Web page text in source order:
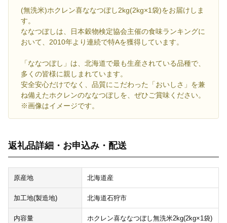
(無洗米)ホクレン喜ななつぼし2kg(2kg×1袋)をお届けしま
す。
ななつぼしは、日本穀物検定協会主催の食味ランキングに
おいて、2010年より連続で特Aを獲得しています。
「ななつぼし」は、北海道で最も生産されている品種で、
多くの皆様に親しまれています。
安全安心だけでなく、品質にこだわった「おいしさ」を兼
ね備えたホクレンのななつぼしを、ぜひご賞味ください。
※画像はイメージです。
返礼品詳細・お申込み・配送
原産地 北海道産
加工地(製造地) 北海道石狩市
内容量 ホクレン喜ななつぼし無洗米2kg(2kg×1袋)